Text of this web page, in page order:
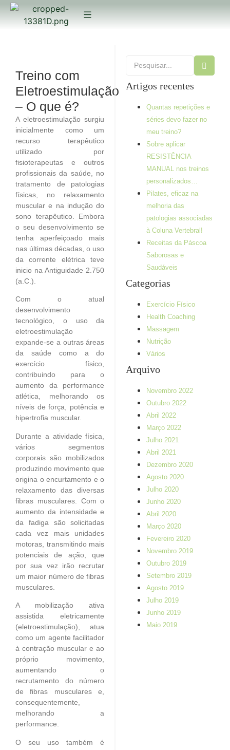
Treino com
Eletroestimulação
– O que é?
A eletroestimulação surgiu
inicialmente como um
recurso terapêutico
utilizado por
fisioterapeutas e outros
profissionais da saúde, no
tratamento de patologias
físicas, no relaxamento
muscular e na indução do
sono terapêutico. Embora
o seu desenvolvimento se
tenha aperfeiçoado mais
nas últimas décadas, o uso
da corrente elétrica teve
inicio na Antiguidade 2.750
(a.C.).
Com o atual
desenvolvimento
tecnológico, o uso da
eletroestimulação
expande-se a outras áreas
da saúde como a do
exercício físico,
contribuindo para o
aumento da performance
atlética, melhorando os
níveis de força, potência e
hipertrofia muscular.
Durante a atividade física,
vários segmentos
corporais são mobilizados
produzindo movimento que
origina o encurtamento e o
relaxamento das diversas
fibras musculares. Com o
aumento da intensidade e
da fadiga são solicitadas
cada vez mais unidades
motoras, transmitindo mais
potenciais de ação, que
por sua vez irão recrutar
um maior número de fibras
musculares.
A mobilização ativa
assistida eletricamente
(eletroestimulação), atua
como um agente facilitador
à contração muscular e ao
próprio movimento,
aumentando o
recrutamento do número
de fibras musculares e,
consequentemente,
melhorando a
performance.
O seu uso também é
Artigos recentes
Quantas repetições e
séries devo fazer no
meu treino?
Sobre aplicar
RESISTÊNCIA
MANUAL nos treinos
personalizados…
Pilates, eficaz na
melhoria das
patologias associadas
à Coluna Vertebral!
Receitas da Páscoa
Saborosas e
Saudáveis
Categorias
Exercício Físico
Health Coaching
Massagem
Nutrição
Vários
Arquivo
Novembro 2022
Outubro 2022
Abril 2022
Março 2022
Julho 2021
Abril 2021
Dezembro 2020
Agosto 2020
Julho 2020
Junho 2020
Abril 2020
Março 2020
Fevereiro 2020
Novembro 2019
Outubro 2019
Setembro 2019
Agosto 2019
Julho 2019
Junho 2019
Maio 2019